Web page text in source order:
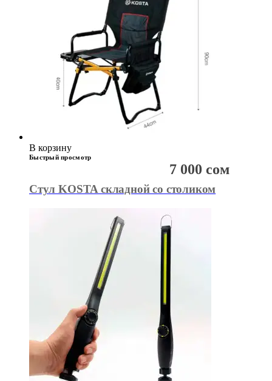
В корзину
Быстрый просмотр
Стул KOSTA складной со столиком
7 000 сом